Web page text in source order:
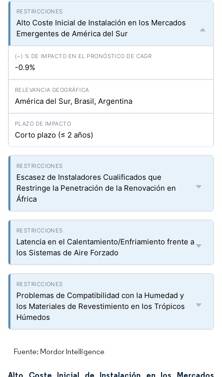
Alto Coste Inicial de Instalación en los Mercados
Emergentes de América del Sur
-0.9%
América del Sur, Brasil, Argentina
Corto plazo (≤ 2 años)
Escasez de Instaladores Cualificados que
Restringe la Penetración de la Renovación en
África
Latencia en el Calentamiento/Enfriamiento frente a
los Sistemas de Aire Forzado
Problemas de Compatibilidad con la Humedad y
los Materiales de Revestimiento en los Trópicos
Húmedos
Fuente: Mordor Intelligence
Alto Coste Inicial de Instalación en los Mercados